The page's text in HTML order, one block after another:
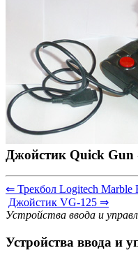
Джойстик Quick
⇐ Трекбол Logitech Marble
Джойстик VG-125 ⇒
Устройства ввода и
Устройства ввода и